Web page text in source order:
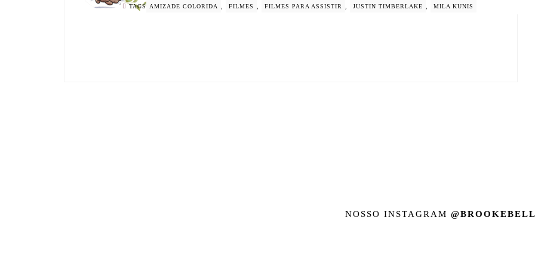
TAGS AMIZADE COLORIDA , FILMES , FILMES PARA ASSISTIR , JUSTIN TIMBERLAKE , MILA KUNIS
NOSSO INSTAGRAM